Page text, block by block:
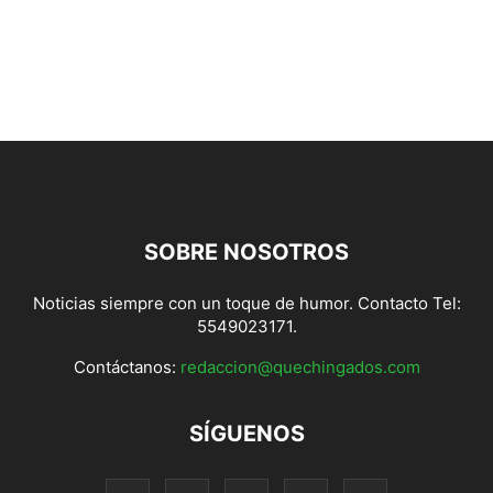
SOBRE NOSOTROS
Noticias siempre con un toque de humor. Contacto Tel:
5549023171.
Contáctanos: redaccion@quechingados.com
SÍGUENOS